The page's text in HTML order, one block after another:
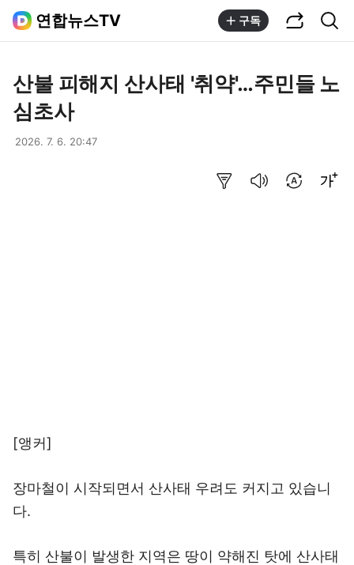
연합뉴스TV 구독
산불 피해지 산사태 '취약'…주민들 노
심초사
2026. 7. 6. 20:47
[앵커]
장마철이 시작되면서 산사태 우려도 커지고 있습니
다.
특히 산불이 발생한 지역은 땅이 약해진 탓에 산사태